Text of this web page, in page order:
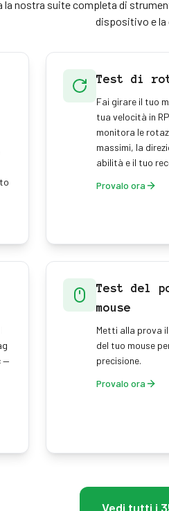
la nostra suite completa di
dispositivo e la
Test di
Fai girare il tuo
tua velocità in
monitora le
massimi, la
abilità e il tuo
Provalo ora
—
Test del
mouse
Metti alla prova
del tuo mouse
precisione.
Provalo ora
Vedi tutti i